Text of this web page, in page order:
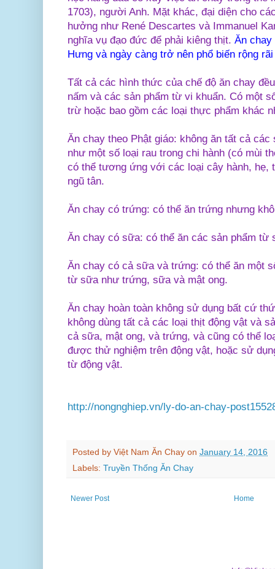
1703), người Anh. Mặt khác, đại diện cho
hưởng như René Descartes và Immanuel
nghĩa vụ đạo đức để phải kiêng thịt. Ăn
Hưng và ngày càng trở nên phổ biến rộng
Tất cả các hình thức của chế độ ăn chay
nấm và các sản phẩm từ vi khuẩn. Có một
trừ hoặc bao gồm các loại thực phẩm khác
Ăn chay theo Phật giáo: không ăn tất cả
như một số loại rau trong chi hành (có mùi
có thể tương ứng với các loại cây hành, hẹ,
ngũ tân.
Ăn chay có trứng: có thể ăn trứng nhưng
Ăn chay có sữa: có thể ăn các sản phẩm
Ăn chay có cả sữa và trứng: có thể ăn một
từ sữa như trứng, sữa và mật ong.
Ăn chay hoàn toàn không sử dụng bất cứ
không dùng tất cả các loại thịt động vật và
cả sữa, mật ong, và trứng, và cũng có thể
được thử nghiệm trên động vật, hoặc sử
từ động vật.
http://nongnghiep.vn/ly-do-an-chay-
Posted by Việt Nam Ăn Chay on January 14, 2016
Labels: Truyền Thống Ăn Chay
Newer Post Home